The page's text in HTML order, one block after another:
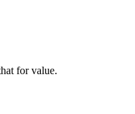
for value.